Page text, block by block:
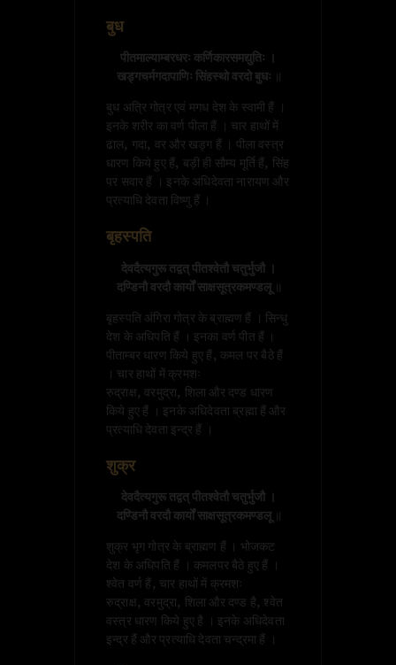
बुध
पीतमाल्याम्बरधरः कर्णिकारसमद्युतिः ।
खड्गचर्मगदापाणिः सिंहस्थो वरदो बुधः
बुध अत्रि गोत्र एवं मगध देश के स्वामी हैं ।
इनके शरीर का वर्ण पीला हैं । चार हाथों में
ढाल, गदा, वर और खड्ग हैं । पीला वस्त्र
धारण किये हुए हैं, बड़ी ही सौम्य मूर्ति हैं, सिंह
पर सवार हैं । इनके अधिदेवता नारायण और
प्रत्याधि देवता विष्णु हैं ।
बृहस्पति
देवदैत्यगुरू तद्वत् पीतश्वेतौ चतुर्भुजौ ।
दण्डिनौ वरदौ कार्यों साक्षसूत्रकमण्डलू
बृहस्पति अंगिरा गोत्र के ब्राह्मण हैं । सिन्धु
देश के अधिपति हैं । इनका वर्ण पीत हैं ।
पीताम्बर धारण किये हुए हैं, कमल पर बैठे हैं
। चार हाथों में क्रमशः
रुद्राक्ष, वरमुद्रा, शिला और दण्ड धारण
किये हुए हैं । इनके अधिदेवता ब्रह्मा हैं और
प्रत्याधि देवता इन्द्र हैं ।
शुक्र
देवदैत्यगुरू तद्वत् पीतश्वेतौ चतुर्भुजौ ।
दण्डिनौ वरदौ कार्यों साक्षसूत्रकमण्डलू
शुक्र भृग गोत्र के ब्राह्मण हैं । भोजकट
देश के अधिपति हैं । कमलपर बैठे हुए हैं ।
श्वेत वर्ण हैं, चार हाथों में क्रमशः
रुद्राक्ष, वरमुद्रा, शिला और दण्ड है, श्वेत
वस्त्र धारण किये हुए है । इनके अधिदेवता
इन्द्र हैं और प्रत्याधि देवता चन्द्रमा हैं ।